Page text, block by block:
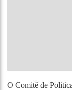
O Comitê de